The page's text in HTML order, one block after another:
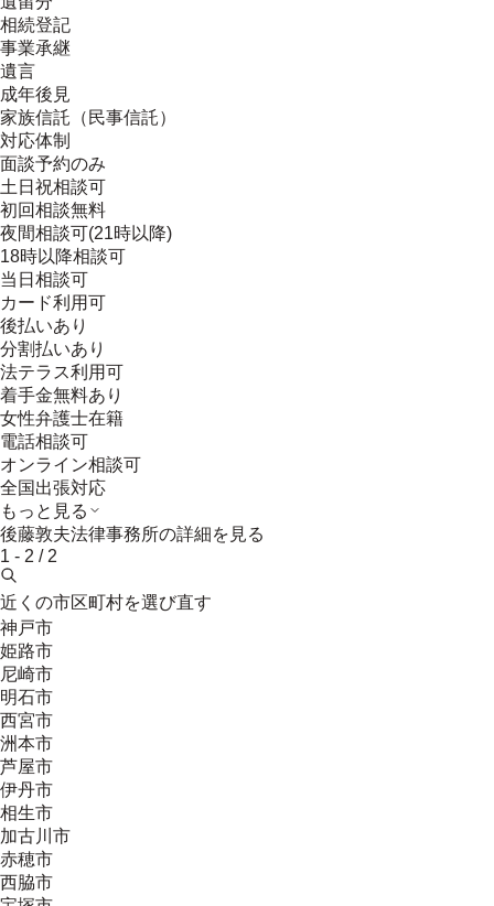
相続登記
事業承継
遺言
成年後見
家族信託（民事信託）
対応体制
面談予約のみ
土日祝相談可
初回相談無料
夜間相談可(21時以降)
18時以降相談可
当日相談可
カード利用可
後払いあり
分割払いあり
法テラス利用可
着手金無料あり
女性弁護士在籍
電話相談可
オンライン相談可
全国出張対応
もっと見る
後藤敦夫法律事務所の詳細を見る
1 - 2 / 2
近くの市区町村を選び直す
神戸市
姫路市
尼崎市
明石市
西宮市
洲本市
芦屋市
伊丹市
相生市
加古川市
赤穂市
西脇市